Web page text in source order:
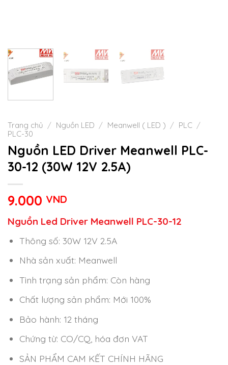
Trang chủ / Nguồn LED / Meanwell ( LED ) / PLC /
PLC-30
Nguồn LED Driver Meanwell PLC-
30-12 (30W 12V 2.5A)
9.000 VND
Nguồn Led Driver Meanwell PLC-30-12
Thông số: 30W 12V 2.5A
Nhà sản xuất: Meanwell
Tình trạng sản phẩm: Còn hàng
Chất lượng sản phẩm: Mới 100%
Bảo hành: 12 tháng
Chứng từ: CO/CQ, hóa đơn VAT
SẢN PHẨM CAM KẾT CHÍNH HÃNG